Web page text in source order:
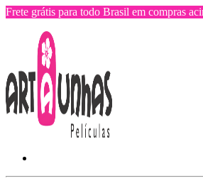
Frete grátis para todo Brasil em compras